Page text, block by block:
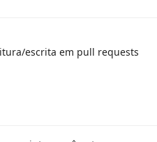
escrita em pull requests